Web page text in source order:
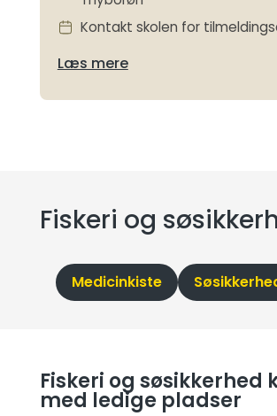
Kontakt skolen for
Læs mere
Fiskeri og
Medicinkiste
Fiskeri og søsikkerhed
med ledige pladser